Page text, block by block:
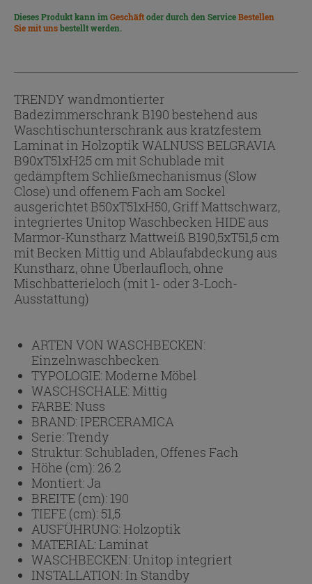
Dieses Produkt kann imGeschäftoder durch den ServiceBestellen
Sie mit unsbestellt werden.
TRENDY wandmontierter
Badezimmerschrank B190 bestehend aus
Waschtischunterschrank aus kratzfestem
Laminat in Holzoptik WALNUSS BELGRAVIA
B90xT51xH25 cm mit Schublade mit
gedämpftem Schließmechanismus (Slow
Close) und offenem Fach am Sockel
ausgerichtet B50xT51xH50, Griff Mattschwarz,
integriertes Unitop Waschbecken HIDE aus
Marmor-Kunstharz Mattweiß B190,5xT51,5 cm
mit Becken Mittig und Ablaufabdeckung aus
Kunstharz, ohne Überlaufloch, ohne
Mischbatterieloch (mit 1- oder 3-Loch-
Ausstattung)
ARTEN VON WASCHBECKEN:
Einzelnwaschbecken
TYPOLOGIE:Moderne Möbel
WASCHSCHALE:Mittig
FARBE:Nuss
BRAND: IPERCERAMICA
Serie:Trendy
Struktur: Schubladen, Offenes Fach
Höhe (cm): 26.2
Montiert:Ja
BREITE (cm): 190
TIEFE (cm): 51,5
AUSFÜHRUNG:Holzoptik
MATERIAL:Laminat
WASCHBECKEN:Unitop integriert
INSTALLATION: In Standby